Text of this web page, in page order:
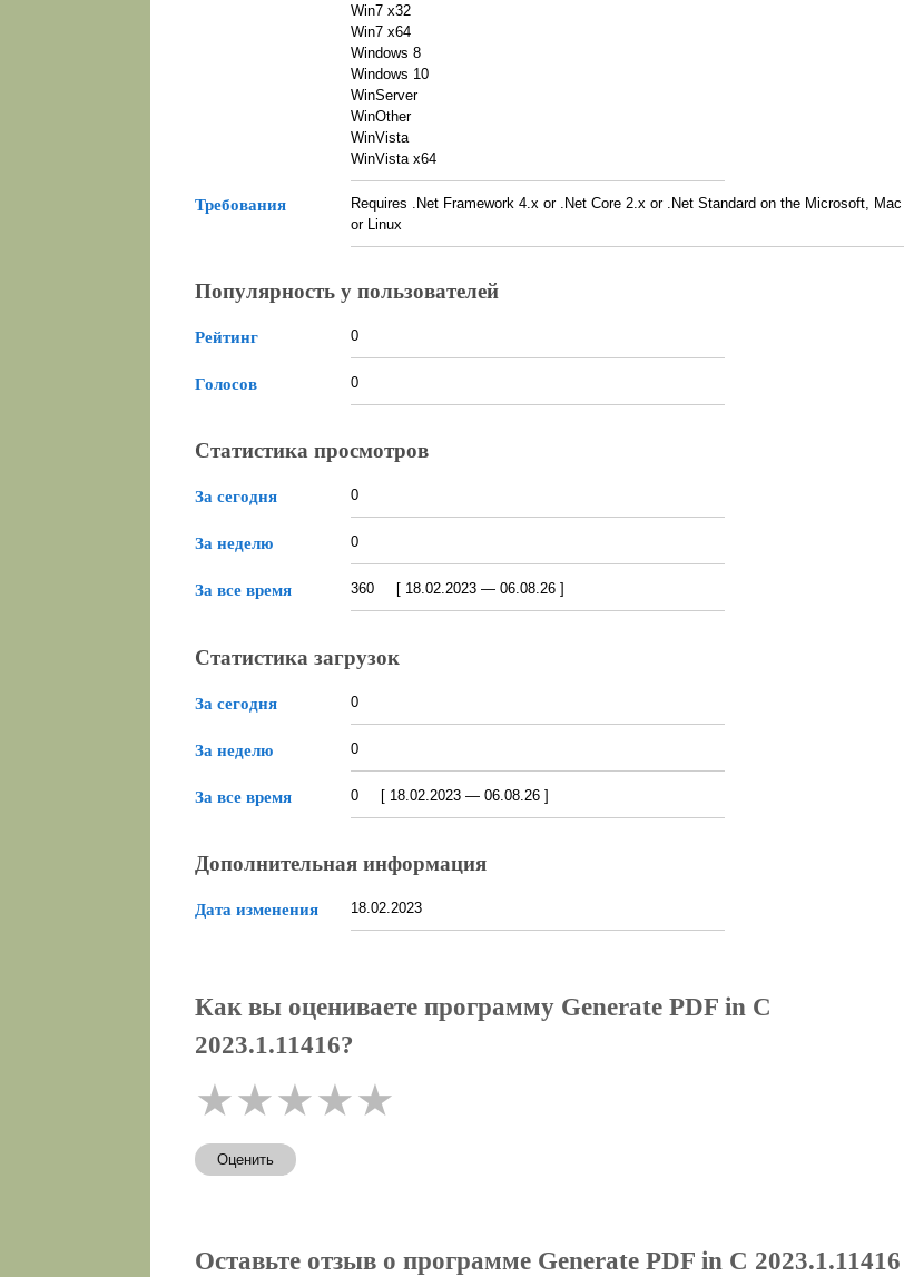
Win7 x32
Win7 x64
Windows 8
Windows 10
WinServer
WinOther
WinVista
WinVista x64
Требования
Requires .Net Framework 4.x or .Net Core 2.x or .Net Standard on the Microsoft, Mac
or Linux
Популярность у пользователей
Рейтинг 0
Голосов 0
Статистика просмотров
За сегодня 0
За неделю 0
За все время 360 [ 18.02.2023 — 06.08.26 ]
Статистика загрузок
За сегодня 0
За неделю 0
За все время 0 [ 18.02.2023 — 06.08.26 ]
Дополнительная информация
Дата изменения 18.02.2023
Как вы оцениваете программу Generate PDF in C
2023.1.11416?
★★★★★
Оценить
Оставьте отзыв о программе Generate PDF in C 2023.1.11416